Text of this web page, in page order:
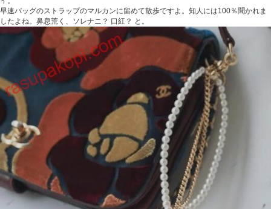
早速バッグのストラップのマルカンに留めて散歩ですよ。知人には100％聞かれま
したよね。鼻息荒く、ソレナニ？ 口紅？ と。